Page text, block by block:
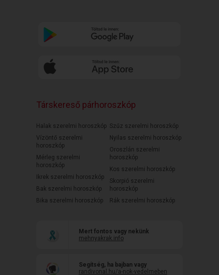
Társkereső párhoroszkóp
Halak szerelmi horoszkóp
Vízöntő szerelmi
horoszkóp
Mérleg szerelmi
horoszkóp
Ikrek szerelmi horoszkóp
Bak szerelmi horoszkóp
Bika szerelmi horoszkóp
Szűz szerelmi horoszkóp
Nyilas szerelmi horoszkóp
Oroszlán szerelmi
horoszkóp
Kos szerelmi horoszkóp
Skorpió szerelmi
horoszkóp
Rák szerelmi horoszkóp
Mert fontos vagy nekünk
mehnyakrak.info
Segítség, ha bajban vagy
randivonal.hu/a-nok-vedelmeben